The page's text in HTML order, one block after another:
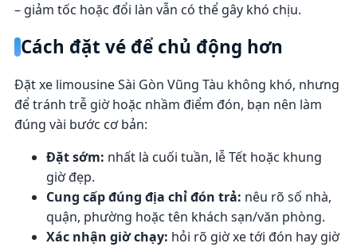
– giảm tốc hoặc đổi làn vẫn có thể gây khó chịu.
Cách đặt vé để chủ động hơn
Đặt xe limousine Sài Gòn Vũng Tàu không khó, nhưng
để tránh trễ giờ hoặc nhầm điểm đón, bạn nên làm
đúng vài bước cơ bản:
Đặt sớm: nhất là cuối tuần, lễ Tết hoặc khung
giờ đẹp.
Cung cấp đúng địa chỉ đón trả: nêu rõ số nhà,
quận, phường hoặc tên khách sạn/văn phòng.
Xác nhận giờ chạy: hỏi rõ giờ xe tới đón hay giờ